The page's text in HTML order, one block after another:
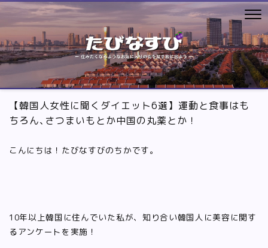
【韓国人女性に聞くダイエット6選】運動と食事はも
ちろん､さつまいもとか中国の丸薬とか！
こんにちは！たびなすびのちかです。
10年以上韓国に住んでいた私が、知り合い韓国人に美容に関す
るアンケートを実施！